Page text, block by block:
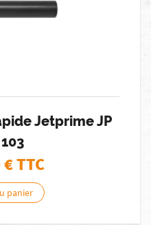
Jetprime JP
€ TTC
panier